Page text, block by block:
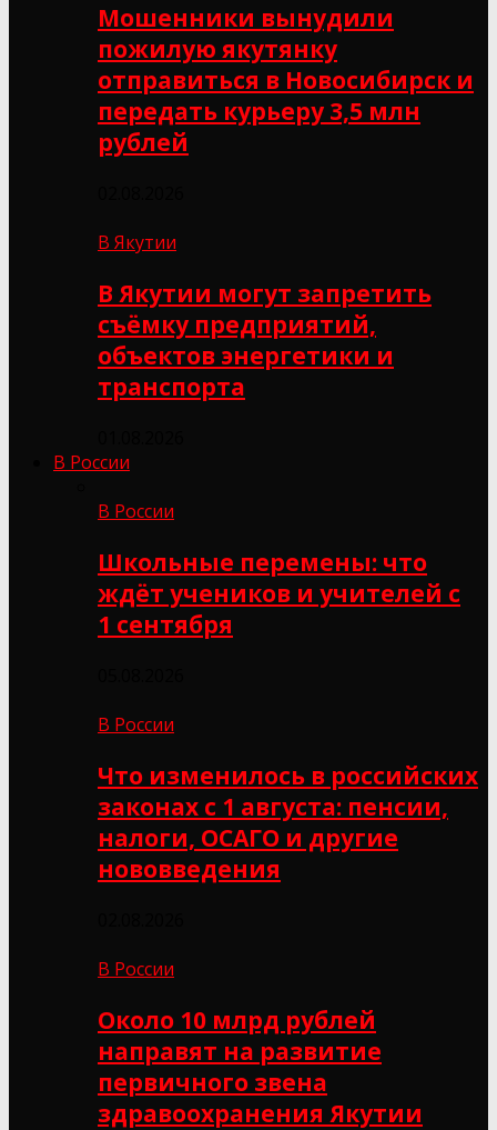
Мошенники вынудили
пожилую якутянку
отправиться в Новосибирск и
передать курьеру 3,5 млн
рублей
В Якутии
В Якутии могут запретить
съёмку предприятий,
объектов энергетики и
транспорта
В России
В России
Школьные перемены: что
ждёт учеников и учителей с
1 сентября
В России
Что изменилось в российских
законах с 1 августа: пенсии,
налоги, ОСАГО и другие
нововведения
В России
Около 10 млрд рублей
направят на развитие
первичного звена
здравоохранения Якутии